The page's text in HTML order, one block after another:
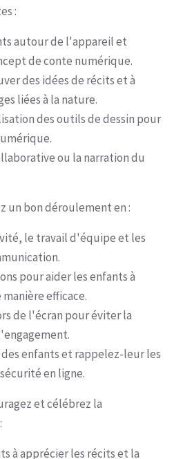
:
autour de l'appareil et
de conte numérique.
des idées de récits et à
liées à la nature.
des outils de dessin pour
ou la narration du
un bon déroulement en :
le travail d'équipe et les
pour aider les enfants à
efficace.
de l'écran pour éviter la
enfants et rappelez-leur les
en ligne.
et célébrez la
à apprécier les récits et la